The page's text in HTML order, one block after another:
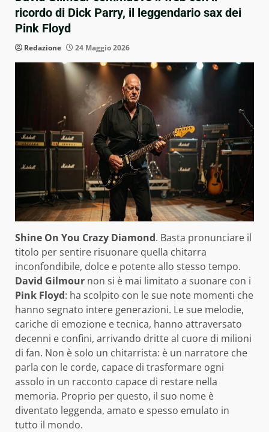
ricordo di Dick Parry, il leggendario sax dei
Pink Floyd
Redazione 24 Maggio 2026
Shine On You Crazy Diamond. Basta pronunciare il
titolo per sentire risuonare quella chitarra
inconfondibile, dolce e potente allo stesso tempo.
David Gilmour non si è mai limitato a suonare con i
Pink Floyd: ha scolpito con le sue note momenti che
hanno segnato intere generazioni. Le sue melodie,
cariche di emozione e tecnica, hanno attraversato
decenni e confini, arrivando dritte al cuore di milioni
di fan. Non è solo un chitarrista: è un narratore che
parla con le corde, capace di trasformare ogni
assolo in un racconto capace di restare nella
memoria. Proprio per questo, il suo nome è
diventato leggenda, amato e spesso emulato in
tutto il mondo.